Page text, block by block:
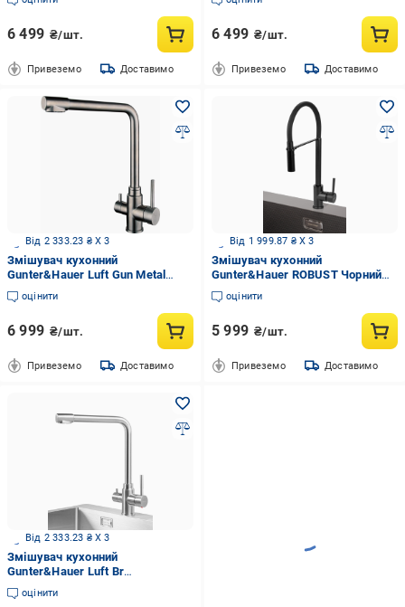
6 499 ₴/шт.
Привеземо Доставимо
6 499 ₴/шт.
Привеземо Доставимо
Від 2 333.23 ₴ X 3
Змішувач кухонний
Gunter&Hauer Luft Gun Metal
Чорний (23347)
оцінити
6 999 ₴/шт.
Привеземо Доставимо
Від 1 999.87 ₴ X 3
Змішувач кухонний
Gunter&Hauer ROBUST Чорний
(22392)
оцінити
5 999 ₴/шт.
Привеземо Доставимо
Від 2 333.23 ₴ X 3
Змішувач кухонний
Gunter&Hauer Luft Br
Нержавіюча сталь (22290)
оцінити